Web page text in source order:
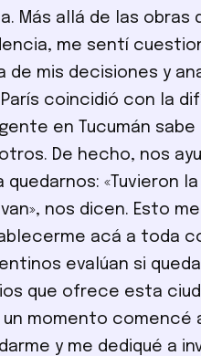
Más allá de las
me sentí
de mis decisiones y
coincidió con la
en Tucumán
De hecho, nos
quedarnos: «Tuvieron
nos dicen. Esto
acá a toda
evalúan si
que ofrece esta
un momento comencé
y me dediqué a